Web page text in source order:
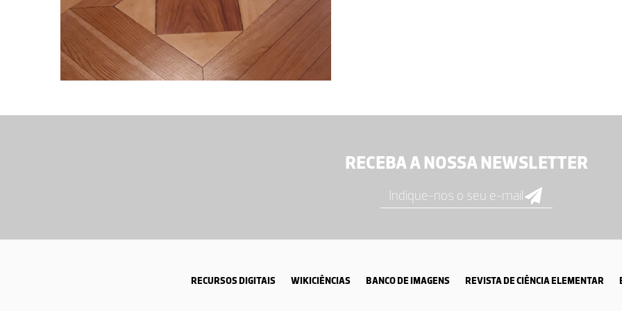
RECEBA A NOSSA NEWSLETTER
RECURSOS DIGITAIS WIKICIÊNCIAS BANCO DE IMAGENS REVISTA DE CIÊNCIA ELEMENTAR